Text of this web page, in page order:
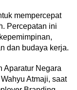
mempercepat
Percepatan ini
dan budaya kerja.
Aparatur Negara
Atmaji, saat